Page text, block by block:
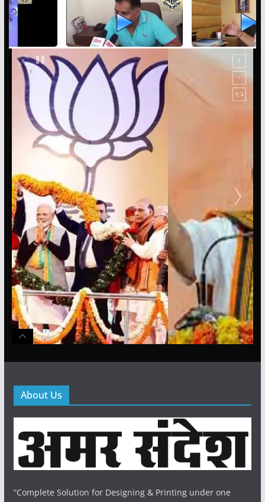
About Us
“Complete Solution for Designing & Printing under one